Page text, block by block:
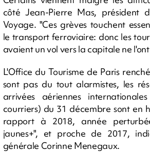
côté Jean-Pierre Mas, président
Voyage. "Ces grèves touchent
le transport ferroviaire: donc les
avaient un vol vers la capitale ne
L'Office du Tourisme de Paris
sont pas du tout alarmistes, les
arrivées aériennes
courriers) du 31 décembre sont en
rapport à 2018, année
jaunes+", et proche de 2017,
générale Corinne Menegaux.